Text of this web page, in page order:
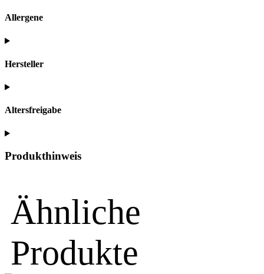
Allergene
Hersteller
Altersfreigabe
Produkthinweis
Ähnliche
Produkte